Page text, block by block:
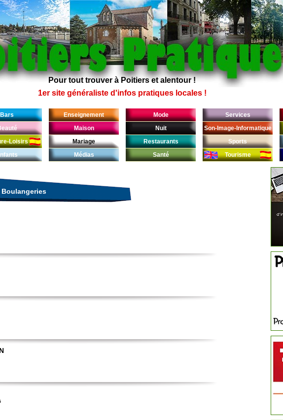
Pour tout trouver à Poitiers et alentour !
1er site généraliste d'infos pratiques locales !
Bars
Loisirs
Enseignement
Maison
Mariage
Médias
Mode
Nuit
Restaurants
Santé
Services
Son-Image-Informatique
Sports
Tourisme
Boulangeries